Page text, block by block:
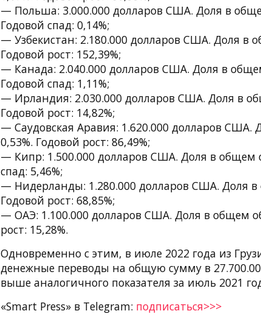
— Польша: 3.000.000 долларов США. Доля в
Годовой спад: 0,14%;
— Узбекистан: 2.180.000 долларов США. Доля в
Годовой рост: 152,39%;
— Канада: 2.040.000 долларов США. Доля в
Годовой спад: 1,11%;
— Ирландия: 2.030.000 долларов США. Доля в
Годовой рост: 14,82%;
— Саудовская Аравия: 1.620.000 долларов США.
0,53%. Годовой рост: 86,49%;
— Кипр: 1.500.000 долларов США. Доля в общем
спад: 5,46%;
— Нидерланды: 1.280.000 долларов США. Доля в
Годовой рост: 68,85%;
— ОАЭ: 1.100.000 долларов США. Доля в общем
рост: 15,28%.
Одновременно с этим, в июле 2022 года из
денежные переводы на общую сумму в
выше аналогичного показателя за июль 2021
«Smart Press» в Telegram: подписаться>>>